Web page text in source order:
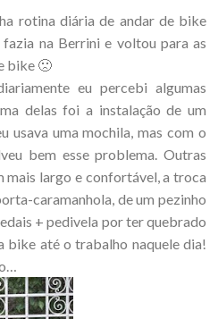
rotina diária de andar de bike
na Berrini e voltou para as
bike 🙁
eu percebi algumas
delas foi a instalação de um
usava uma mochila, mas com o
bem esse problema. Outras
largo e confortável, a troca
caramanhola, de um pezinho
+ pedivela por ter quebrado
bike até o trabalho naquele dia!